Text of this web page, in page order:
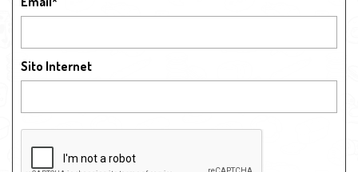
Sito Internet